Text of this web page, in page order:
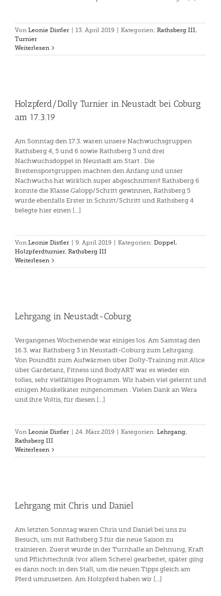
Von Leonie Distler | 13. April 2019 | Kategorien: Rathsberg III,
Turnier
Weiterlesen
Holzpferd/Dolly Turnier in Neustadt bei Coburg
am 17.3.19
Am Sonntag den 17.3. waren unsere Nachwuchsgruppen
Rathsberg 4, 5 und 6 sowie Rathsberg 3 und drei
Nachwuchsdoppel in Neustadt am Start . Die
Breitensportgruppen machten den Anfang und unser
Nachwuchs hat wirklich super abgeschnitten!! Rathsberg 6
konnte die Klasse Galopp/Schritt gewinnen, Rathsberg 5
wurde ebenfalls Erster in Schritt/Schritt und Rathsberg 4
belegte hier einen [...]
Von Leonie Distler | 9. April 2019 | Kategorien: Doppel,
Holzpferdturnier, Rathsberg III
Weiterlesen
Lehrgang in Neustadt-Coburg
Vergangenes Wochenende war einiges los. Am Samstag den
16.3. war Rathsberg 3 in Neustadt-Coburg zum Lehrgang.
Von Poundfit zum Aufwärmen über Dolly-Training mit Alice
über Gardetanz, Fitness und BodyART war es wieder ein
tolles, sehr vielfältiges Programm. Wir haben viel gelernt und
einigen Muskelkater mitgenommen . Vielen Dank an Wera
und ihre Voltis, für diesen [...]
Von Leonie Distler | 24. März 2019 | Kategorien: Lehrgang,
Rathsberg III
Weiterlesen
Lehrgang mit Chris und Daniel
Am letzten Sonntag waren Chris und Daniel bei uns zu
Besuch, um mit Rathsberg 3 für die neue Saison zu
trainieren. Zuerst wurde in der Turnhalle an Dehnung, Kraft
und Pflichttechnik (vor allem Schere) gearbeitet, später ging
es dann noch in den Stall, um die neuen Tipps gleich am
Pferd umzusetzen. Am Holzpferd haben wir [...]